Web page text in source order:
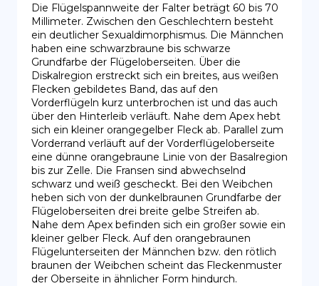
Die Flügelspannweite der Falter beträgt 60 bis 70
Millimeter. Zwischen den Geschlechtern besteht
ein deutlicher Sexualdimorphismus. Die Männchen
haben eine schwarzbraune bis schwarze
Grundfarbe der Flügeloberseiten. Über die
Diskalregion erstreckt sich ein breites, aus weißen
Flecken gebildetes Band, das auf den
Vorderflügeln kurz unterbrochen ist und das auch
über den Hinterleib verläuft. Nahe dem Apex hebt
sich ein kleiner orangegelber Fleck ab. Parallel zum
Vorderrand verläuft auf der Vorderflügeloberseite
eine dünne orangebraune Linie von der Basalregion
bis zur Zelle. Die Fransen sind abwechselnd
schwarz und weiß gescheckt. Bei den Weibchen
heben sich von der dunkelbraunen Grundfarbe der
Flügeloberseiten drei breite gelbe Streifen ab.
Nahe dem Apex befinden sich ein großer sowie ein
kleiner gelber Fleck. Auf den orangebraunen
Flügelunterseiten der Männchen bzw. den rötlich
braunen der Weibchen scheint das Fleckenmuster
der Oberseite in ähnlicher Form hindurch.